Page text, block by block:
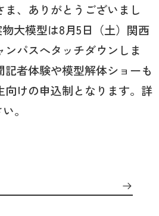
ま、ありがとうございまし
大模型は8月5日（土）関西
パスへタッチダウンしま
者体験や模型解体ショーも
向けの申込制となります。詳
。